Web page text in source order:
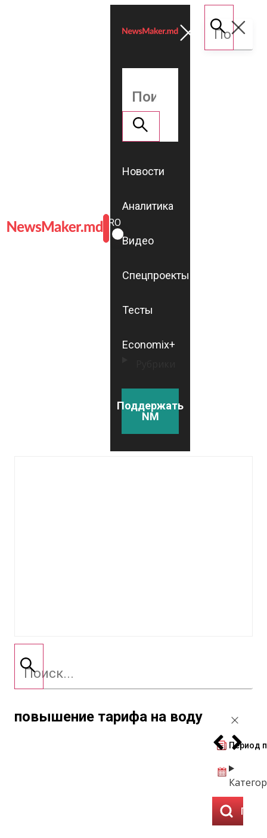
ROMÂNĂ
RU
Новости
Аналитика
Видео
Спецпроекты
Тесты
Economix+
Поддержать
NM
повышение тарифа на воду
Период